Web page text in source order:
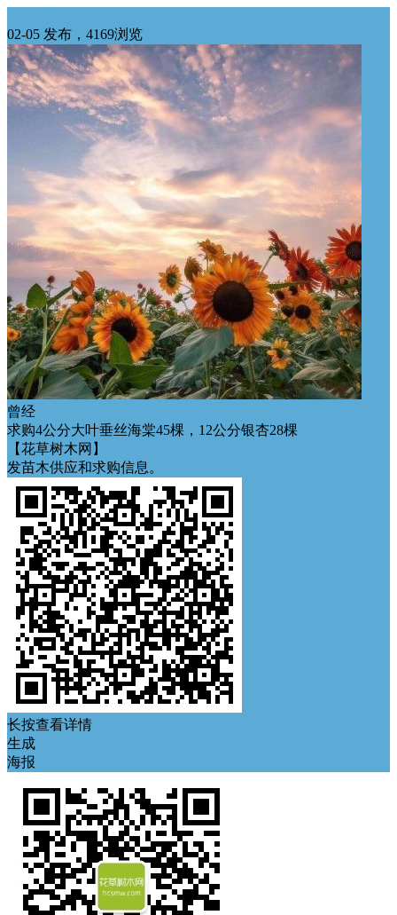
02-05 发布，4169浏览
曾经
求购4公分大叶垂丝海棠45棵，12公分银杏28棵
【花草树木网】
发苗木供应和求购信息。
长按查看详情
生成
海报